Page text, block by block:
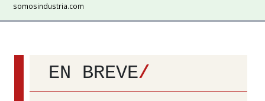
somosindustria.com
EN BREVE/